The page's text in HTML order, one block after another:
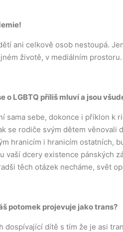
ani celkově osob nestoupá.
životě, v mediálním
o LGBTQ příliš mluví a jsou
sama sebe, dokonce i příklon
se rodiče svým dětem
hranicím i hranicím ostatních,
vaší dcery existence pánských
těch otázek necháme, svět
potomek projevuje jako trans?
dospívající dítě s tím že je asi